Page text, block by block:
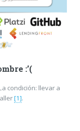
:’(
condición: llevar a
[1].